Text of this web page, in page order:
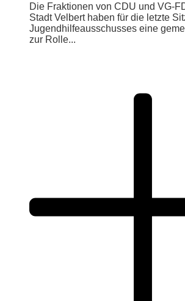
Die Fraktionen von CDU und VG-
Stadt Velbert haben für die letzte
Jugendhilfeausschusses eine
zur Rolle...